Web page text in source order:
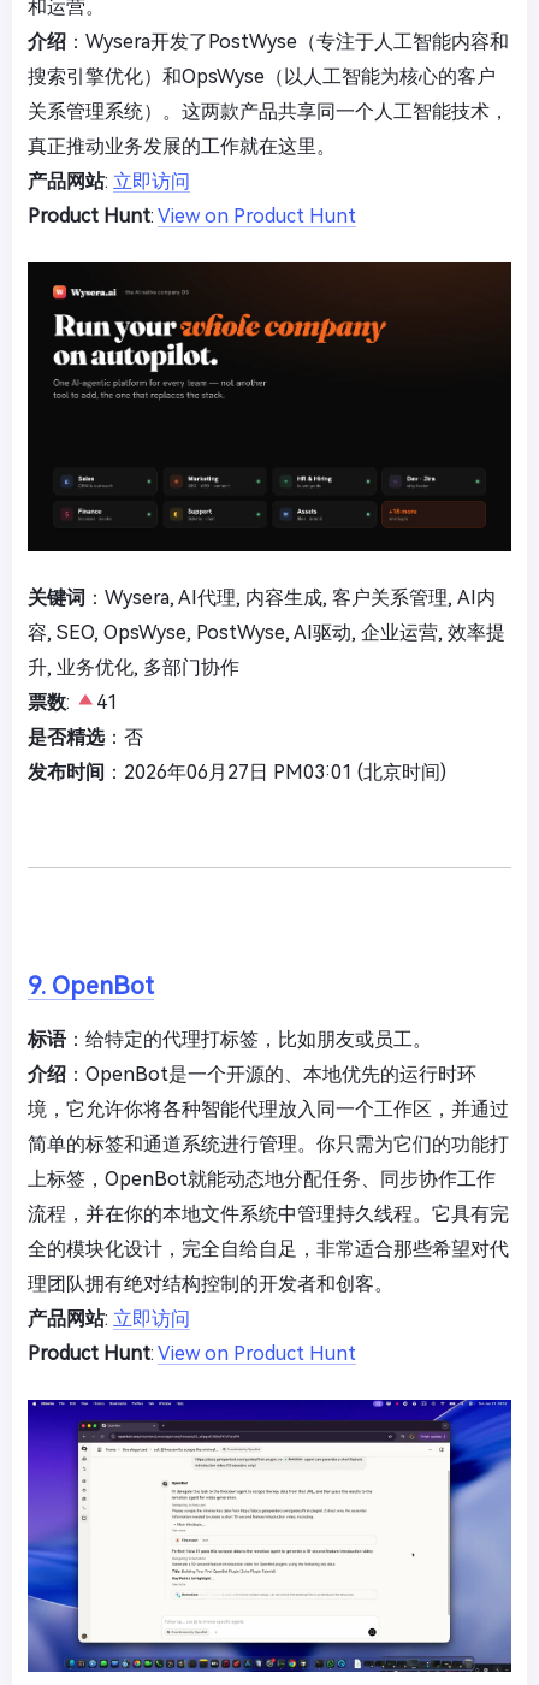
和运营。
介绍 ：Wysera开发了PostWyse（专注于人工智能内容和
搜索引擎优化）和OpsWyse（以人工智能为核心的客户
关系管理系统）。这两款产品共享同一个人工智能技术，
真正推动业务发展的工作就在这里。
产品网站: 立即访问
Product Hunt: View on Product Hunt
关键词 ：Wysera, AI代理, 内容生成, 客户关系管理, AI内
容, SEO, OpsWyse, PostWyse, AI驱动, 企业运营, 效率提
升, 业务优化, 多部门协作
票数:
41
是否精选：否
发布时间 ：2026年06月27日 PM03:01 (北京时间)
9. OpenBot
标语：给特定的代理打标签，比如朋友或员工。
介绍 ：OpenBot是一个开源的、本地优先的运行时环
境，它允许你将各种智能代理放入同一个工作区，并通过
简单的标签和通道系统进行管理。你只需为它们的功能打
上标签，OpenBot就能动态地分配任务、同步协作工作
流程，并在你的本地文件系统中管理持久线程。它具有完
全的模块化设计，完全自给自足，非常适合那些希望对代
理团队拥有绝对结构控制的开发者和创客。
产品网站: 立即访问
Product Hunt: View on Product Hunt